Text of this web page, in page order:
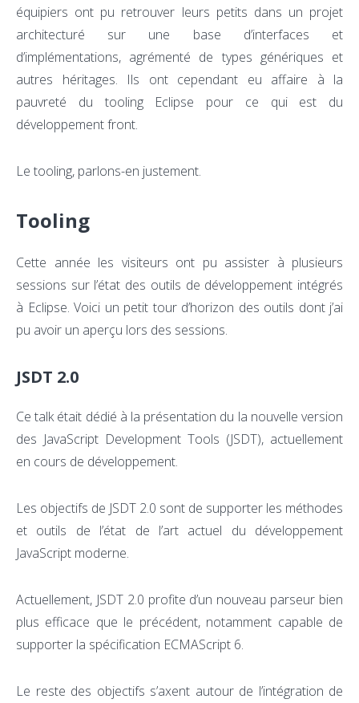
équipiers ont pu retrouver leurs petits dans un projet
architecturé sur une base d’interfaces et
d’implémentations, agrémenté de types génériques et
autres héritages. Ils ont cependant eu affaire à la
pauvreté du tooling Eclipse pour ce qui est du
développement front.
Le tooling, parlons-en justement.
Tooling
Cette année les visiteurs ont pu assister à plusieurs
sessions sur l’état des outils de développement intégrés
à Eclipse. Voici un petit tour d’horizon des outils dont j’ai
pu avoir un aperçu lors des sessions.
JSDT 2.0
Ce talk était dédié à la présentation du la nouvelle version
des JavaScript Development Tools (JSDT), actuellement
en cours de développement.
Les objectifs de JSDT 2.0 sont de supporter les méthodes
et outils de l’état de l’art actuel du développement
JavaScript moderne.
Actuellement, JSDT 2.0 profite d’un nouveau parseur bien
plus efficace que le précédent, notamment capable de
supporter la spécification ECMAScript 6.
Le reste des objectifs s’axent autour de l’intégration de